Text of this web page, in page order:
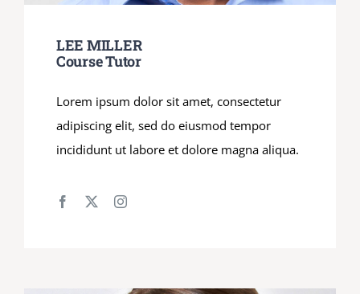
LEE MILLER
Course Tutor
Lorem ipsum dolor sit amet, consectetur
adipiscing elit, sed do eiusmod tempor
incididunt ut labore et dolore magna aliqua.